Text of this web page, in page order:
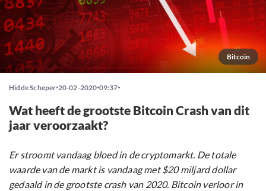
Bitcoin
Hidde Scheper 20-02-2020 09:37
Wat heeft de grootste Bitcoin Crash van dit
jaar veroorzaakt?
Er stroomt vandaag bloed in de cryptomarkt. De totale
waarde van de markt is vandaag met $20 miljard dollar
gedaald in de grootste crash van 2020. Bitcoin verloor in